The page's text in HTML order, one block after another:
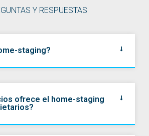
Y RESPUESTAS
staging?
ofrece el home-staging